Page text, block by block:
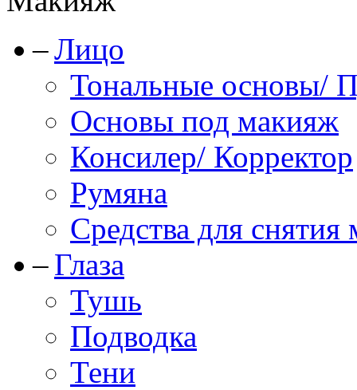
Лицо
Тональные основы/
Основы под макияж
Консилер/ Корректор
Румяна
Средства для снятия
Глаза
Тушь
Подводка
Тени